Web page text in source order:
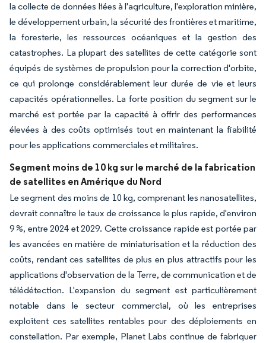
la collecte de données liées à l'agriculture, l'exploration minière,
le développement urbain, la sécurité des frontières et maritime,
la foresterie, les ressources océaniques et la gestion des
catastrophes. La plupart des satellites de cette catégorie sont
équipés de systèmes de propulsion pour la correction d'orbite,
ce qui prolonge considérablement leur durée de vie et leurs
capacités opérationnelles. La forte position du segment sur le
marché est portée par la capacité à offrir des performances
élevées à des coûts optimisés tout en maintenant la fiabilité
pour les applications commerciales et militaires.
Segment moins de 10 kg sur le marché de la fabrication
de satellites en Amérique du Nord
Le segment des moins de 10 kg, comprenant les nanosatellites,
devrait connaître le taux de croissance le plus rapide, d'environ
9 %, entre 2024 et 2029. Cette croissance rapide est portée par
les avancées en matière de miniaturisation et la réduction des
coûts, rendant ces satellites de plus en plus attractifs pour les
applications d'observation de la Terre, de communication et de
télédétection. L'expansion du segment est particulièrement
notable dans le secteur commercial, où les entreprises
exploitent ces satellites rentables pour des déploiements en
constellation. Par exemple, Planet Labs continue de fabriquer